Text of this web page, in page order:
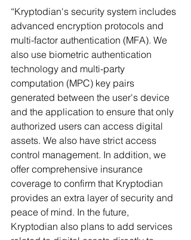
“Kryptodian's security system includes
advanced encryption protocols and
multi-factor authentication (MFA). We
also use biometric authentication
technology and multi-party
computation (MPC) key pairs
generated between the user's device
and the application to ensure that only
authorized users can access digital
assets. We also have strict access
control management. In addition, we
offer comprehensive insurance
coverage to confirm that Kryptodian
provides an extra layer of security and
peace of mind. In the future,
Kryptodian also plans to add services